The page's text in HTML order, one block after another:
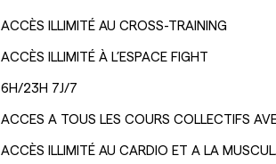
ACCÈS ILLIMITÉ AU CROSS-TRAINING
ACCÈS ILLIMITÉ À L’ESPACE FIGHT
6H/23H 7J/7
ACCES A TOUS LES COURS COLLECTIFS
ACCÈS ILLIMITÉ AU CARDIO ET A LA